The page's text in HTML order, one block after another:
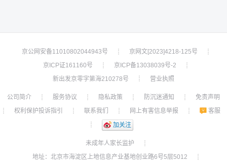
京公网安备11010802044943号 ┊ 京网文[2023]4218-125号
┊
京ICP证161160号
┊ 京ICP备13038039号-2
┊
新出发京零字第海210278号
┊ 营业执照
公司简介 ┊ 服务协议 ┊ 隐私政策 ┊ 防沉迷通知 ┊
免责声明
┊
权利保护投诉指引 ┊ 联系我们 ┊ 网上有害信息举报 ┊
客服
┊
加关注
未成年人家长监护
┊
地址：北京市海淀区上地信息产业基地创业路6号5层5012
┊